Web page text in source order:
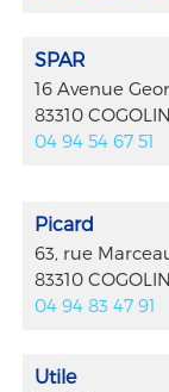
SPAR
16 Avenue
83310 COGOLIN
04 94 54 67 51
Picard
63, rue
83310 COGOLIN
04 94 83 47 91
Utile